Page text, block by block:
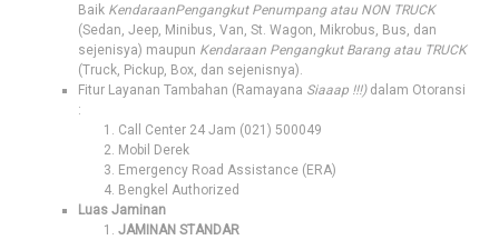
Baik KendaraanPengangkut Penumpang atau NON TRUCK
(Sedan, Jeep, Minibus, Van, St. Wagon, Mikrobus, Bus, dan
sejenisya) maupun Kendaraan Pengangkut Barang atau TRUCK
(Truck, Pickup, Box, dan sejenisnya).
Fitur Layanan Tambahan (Ramayana Siaaap !!!) dalam Otoransi
:
Call Center 24 Jam (021) 500049
Mobil Derek
Emergency Road Assistance (ERA)
Bengkel Authorized
Luas Jaminan
JAMINAN STANDAR